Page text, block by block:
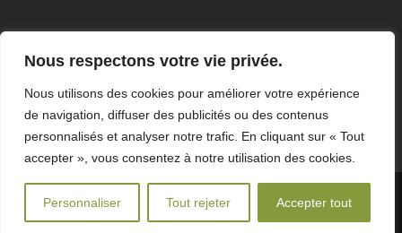
Nous respectons votre vie privée.
Nous utilisons des cookies pour améliorer votre expérience
de navigation, diffuser des publicités ou des contenus
personnalisés et analyser notre trafic. En cliquant sur « Tout
accepter », vous consentez à notre utilisation des cookies.
Personnaliser Tout rejeter Accepter tout